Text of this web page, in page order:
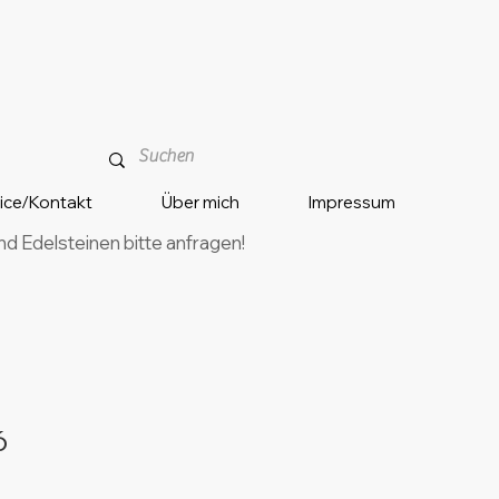
Kontakt Über mich Impressum
Edelsteinen bitte anfragen!